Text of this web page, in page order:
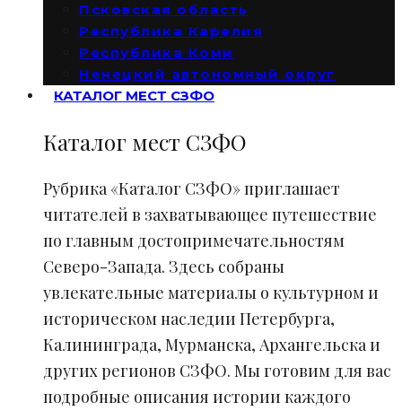
Псковская область
Республика Карелия
Республика Коми
Ненецкий автономный округ
КАТАЛОГ МЕСТ СЗФО
Каталог мест СЗФО
Рубрика «Каталог СЗФО» приглашает
читателей в захватывающее путешествие
по главным достопримечательностям
Северо-Запада. Здесь собраны
увлекательные материалы о культурном и
историческом наследии Петербурга,
Калининграда, Мурманска, Архангельска и
других регионов СЗФО. Мы готовим для вас
подробные описания истории каждого